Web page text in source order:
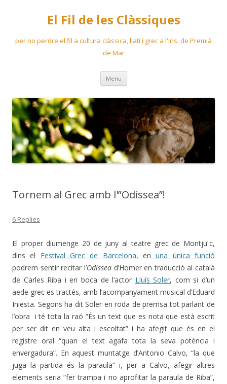
El Fil de les Clàssiques
per no perdre el fil a cultura clàssica, llatí i grec a l'Ins. de Premià
de Mar
Menu Skip
content
Tornem al Grec amb l'”Odissea”!
6 Replies
El proper diumenge 20 de juny al teatre grec de Montjuïc,
dins el Festival Grec de Barcelona, en una única funció
podrem sentir recitar l’Odissead’Homer en traducció al català
de Carles Riba i en boca de l’actor Lluís Soler, com si d’un
aede grec es tractés, amb l’acompanyament musical d’Eduard
Iniesta. Segons ha dit Soler en roda de premsa tot parlant de
l’obra i té tota la raó “És un text que es nota que està escrit
per ser dit en veu alta i escoltat” i ha afegit que és en el
registre oral “quan el text agafa tota la seva potència i
envergadura”. En aquest muntatge d’Antonio Calvo, “la que
juga la partida és la paraula” i, per a Calvo, afegir altres
elements seria “fer trampa i no aprofitar la paraula de Riba”,